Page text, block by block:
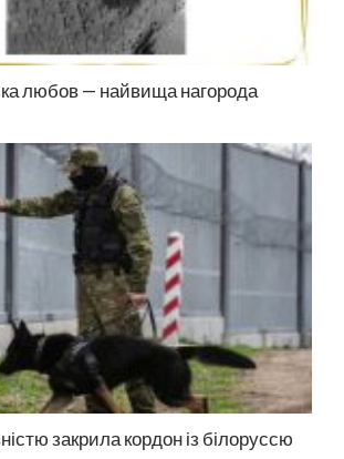
любов — найвища нагорода
закрила кордон із білоруссю